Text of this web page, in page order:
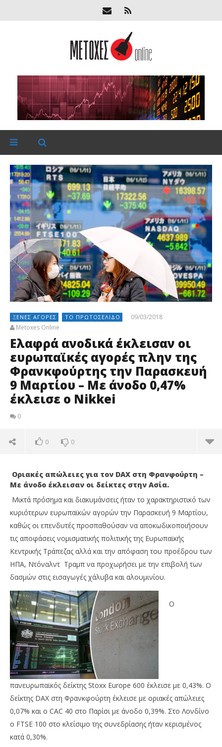
ΞΈΝΕΣ ΑΓΟΡΈΣ ΤΟ ΠΡΩΤΟΣΈΛΙΔΟ
09/03/2018
Metoxes Online
Ελαφρά ανοδικά έκλεισαν οι
ευρωπαϊκές αγορές πλην της
Φρανκφούρτης την Παρασκευή
9 Μαρτίου – Με άνοδο 0,47%
έκλεισε ο Nikkei
0
0 0
NOW VIEWING
Ελαφρά ανοδικά έκλεισαν οι ευρωπαϊκές αγορές
πλην της Φρανκφούρτης την Παρασκευή 9
Μαρτίου – Με άνοδο 0,47% έκλεισε ο Nikkei
09/03/2018
Metoxes
Online
Οριακές απώλειες για τον DAX στη Φρανφούρτη –
Με άνοδο έκλεισαν οι δείκτες στην Ασία.
Μικτά πρόσημα και διακυμάνσεις ήταν το χαρακτηριστικό των
κυριότερων ευρωπαϊκών αγορών την Παρασκευή 9 Μαρτίου,
καθώς οι επενδυτές προσπαθούσαν να αποκωδικοποιήσουν
τις αποφάσεις νομισματικής πολιτικής της Ευρωπαϊκής
Κεντρικής Τράπεζας αλλά και την απόφαση του προέδρου των
ΗΠΑ, Ντόναλντ Τραμπ να προχωρήσει με την επιβολή των
δασμών στις εισαγωγές χάλυβα και αλουμινίου.
Ο
πανευρωπαϊκός δείκτης Stoxx Europe 600 έκλεισε με 0,43%. Ο
δείκτης DAX στη Φρανκφούρτη έκλεισε με οριακές απώλειες
0,07% και ο CAC 40 στο Παρίσι με άνοδο 0,39%. Στο Λονδίνο
ο FTSE 100 στο κλείσιμο της συνεδρίασης ήταν κερισμένος
κατά 0,30%.